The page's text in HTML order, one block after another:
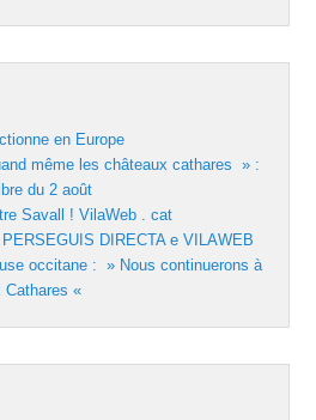
en Europe
même les châteaux cathares » :
du 2 août
Savall ! VilaWeb . cat
PERSEGUIS DIRECTA e VILAWEB
occitane : » Nous continuerons à
Cathares «